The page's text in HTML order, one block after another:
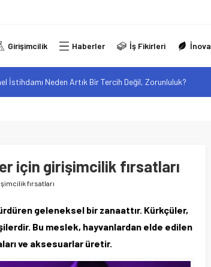
Girişimcilik Haberler İş Fikirleri
İstihdamı Neden Artık Bir Tercih Değil, Zorunluluk?
Sonuçları
için girişimcilik fırsatları
fırsatları
geleneksel bir zanaattır. Kürkçüler,
Bu meslek, hayvanlardan elde edilen
ve aksesuarlar üretir.